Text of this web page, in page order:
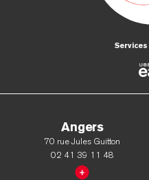
Angers
70 rue Jules Guitton
02 41 39 11 48